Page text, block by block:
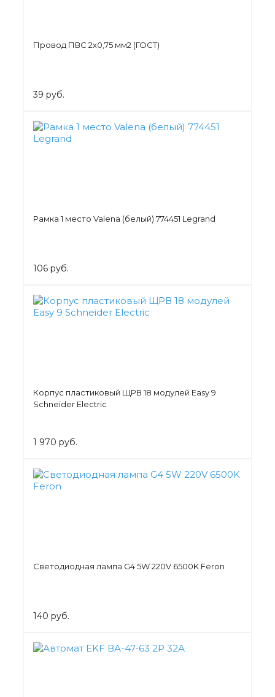
Провод ПВС 2х0,75 мм2 (ГОСТ)
39 руб.
Рамка 1 место Valena (белый) 774451 Legrand
106 руб.
Корпус пластиковый ЩРВ 18 модулей Easy 9
Schneider Electric
1 970 руб.
Светодиодная лампа G4 5W 220V 6500K Feron
140 руб.